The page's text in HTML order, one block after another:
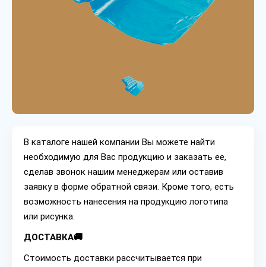
В каталоге нашей компании Вы можете найти
необходимую для Вас продукцию и заказать ее,
сделав звонок нашим менеджерам или оставив
заявку в форме обратной связи. Кроме того, есть
возможность нанесения на продукцию логотипа
или рисунка.
ДОСТАВКА🚚
Стоимость доставки рассчитывается при